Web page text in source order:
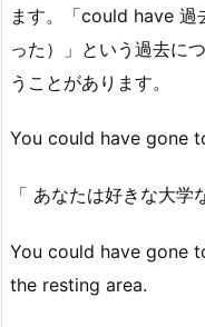
ます。「could have 過
った）」という過去に
うことがあります。
You could have gone
「 あなたは好きな大学
You could have gone
the resting area.